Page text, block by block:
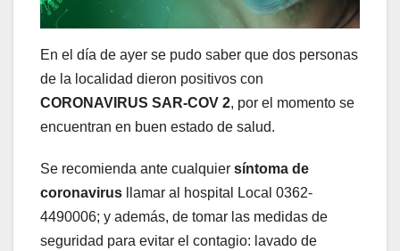
En el día de ayer se pudo saber que dos personas
de la localidad dieron positivos con
CORONAVIRUS SAR-COV 2, por el momento se
encuentran en buen estado de salud.
Se recomienda ante cualquier síntoma de
coronavirus
llamar al hospital Local 0362-
4490006; y además, de tomar las medidas de
seguridad para evitar el contagio: lavado de